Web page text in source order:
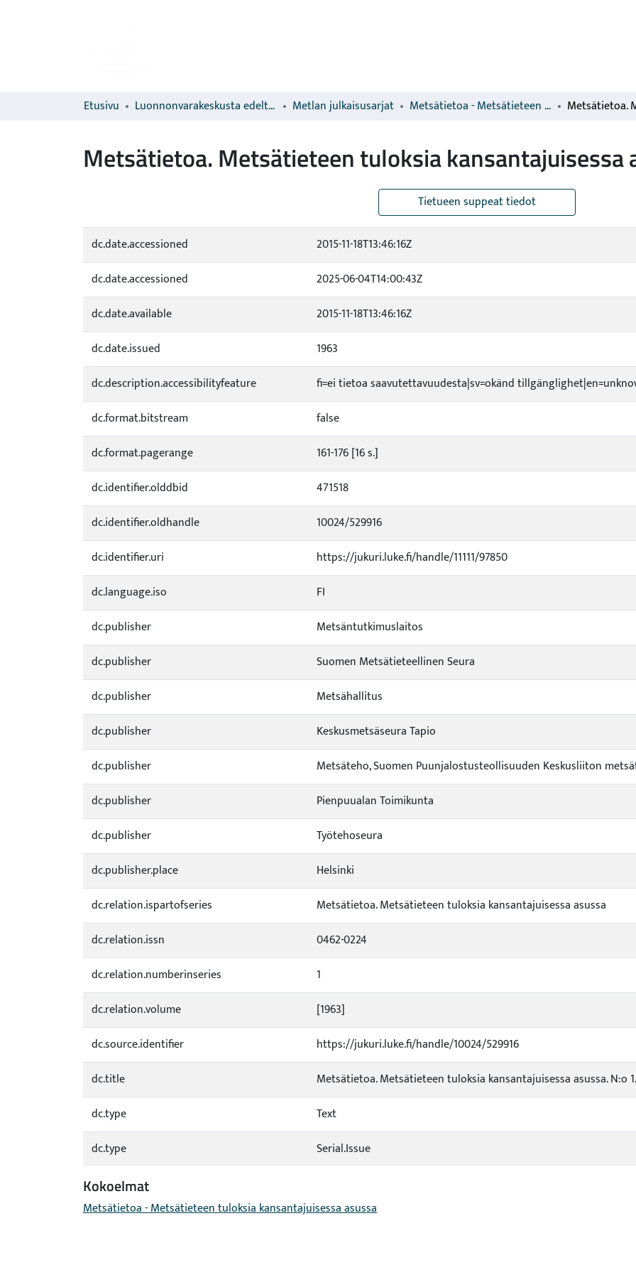
Etusivu Luonnonvarakeskusta edeltävien organisaatioiden sarjat Metlan julkaisusarjat Metsätietoa - Metsätieteen tuloksia kansantajuisessa asussa
Metsätietoa. Metsätieteen tuloksia kansantajuisessa
Tietueen suppeat tiedot
dc.date.accessioned
2015-11-18T13:46:16Z
dc.date.accessioned
2025-06-04T14:00:43Z
dc.date.available
2015-11-18T13:46:16Z
dc.date.issued
1963
dc.description.accessibilityfeature
fi=ei tietoa saavutettavuudesta|sv=okänd
dc.format.bitstream
false
dc.format.pagerange
161-176 [16 s.]
dc.identifier.olddbid
471518
dc.identifier.oldhandle
10024/529916
dc.identifier.uri
https://jukuri.luke.fi/handle/11111/97850
dc.language.iso
FI
dc.publisher
Metsäntutkimuslaitos
dc.publisher
Suomen Metsätieteellinen Seura
dc.publisher
Metsähallitus
dc.publisher
Keskusmetsäseura Tapio
dc.publisher
Metsäteho, Suomen Puunjalostusteollisuuden Keskusliiton
dc.publisher
Pienpuualan Toimikunta
dc.publisher
Työtehoseura
dc.publisher.place
Helsinki
dc.relation.ispartofseries
Metsätietoa. Metsätieteen tuloksia kansantajuisessa asussa
dc.relation.issn
0462-0224
dc.relation.numberinseries
1
dc.relation.volume
[1963]
dc.source.identifier
https://jukuri.luke.fi/handle/10024/529916
dc.title
Metsätietoa. Metsätieteen tuloksia kansantajuisessa asussa. N:o
dc.type
Text
dc.type
Serial.Issue
Kokoelmat
Metsätietoa - Metsätieteen tuloksia kansantajuisessa asussa